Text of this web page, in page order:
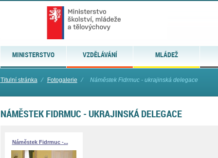
MINISTERSTVO VZDĚLÁVÁNÍ MLÁDEŽ
Titulní stránka ⁄ Fotogalerie ⁄ Náměstek Fidrmuc - ukrajinská delegace
NÁMĚSTEK FIDRMUC - UKRAJINSKÁ DELEGACE
Náměstek Fidrmuc -...